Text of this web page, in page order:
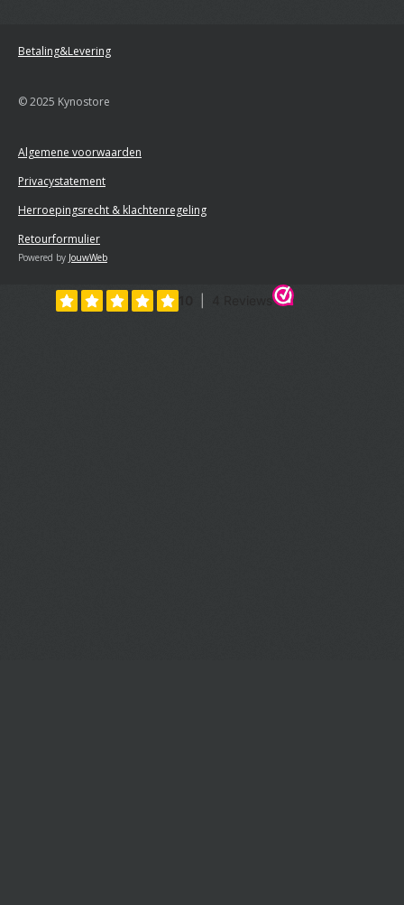
Betaling&Levering
© 2025 Kynostore
Algemene voorwaarden
Privacystatement
Herroepingsrecht & klachtenregeling
Retourformulier
Powered by JouwWeb